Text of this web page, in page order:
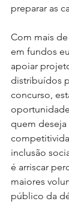
preparar as
Com mais
em fundos
apoiar
distribuídos
concurso,
quem deseja
inclusão
é arriscar
maiores
público da